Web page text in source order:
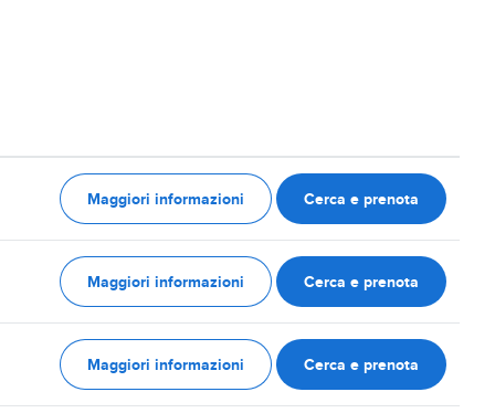
Maggiori informazioni Cerca e prenota
Maggiori informazioni Cerca e prenota
Maggiori informazioni Cerca e prenota